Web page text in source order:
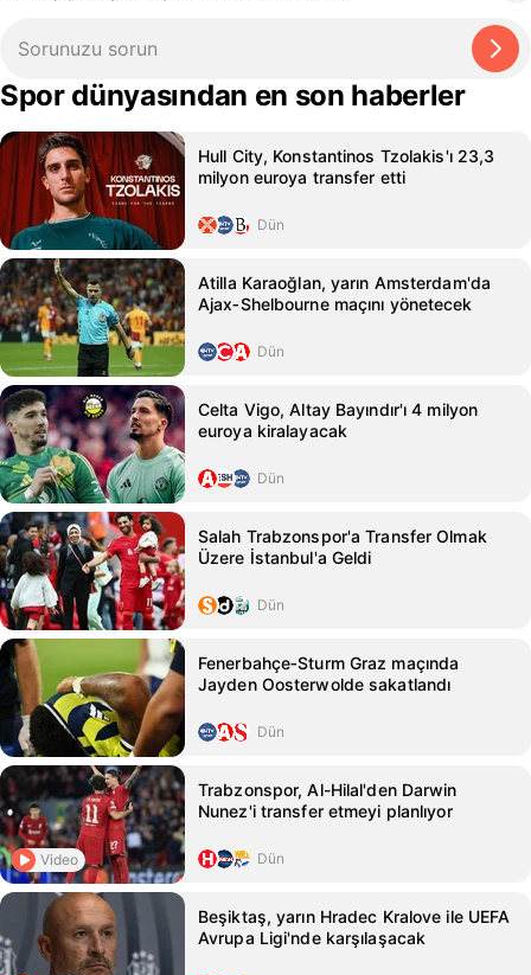
Spor dünyasından en son haberler
Hull City, Konstantinos Tzolakis'ı 23,3
milyon euroya transfer etti
Dün
Atilla Karaoğlan, yarın Amsterdam'da
Ajax‑Shelbourne maçını yönetecek
Dün
Celta Vigo, Altay Bayındır'ı 4 milyon
euroya kiralayacak
Dün
Salah Trabzonspor'a Transfer Olmak
Üzere İstanbul'a Geldi
Dün
Fenerbahçe‑Sturm Graz maçında
Jayden Oosterwolde sakatlandı
Dün
Video
Trabzonspor, Al-Hilal'den Darwin
Nunez'i transfer etmeyi planlıyor
Dün
Beşiktaş, yarın Hradec Kralove ile UEFA
Avrupa Ligi'nde karşılaşacak